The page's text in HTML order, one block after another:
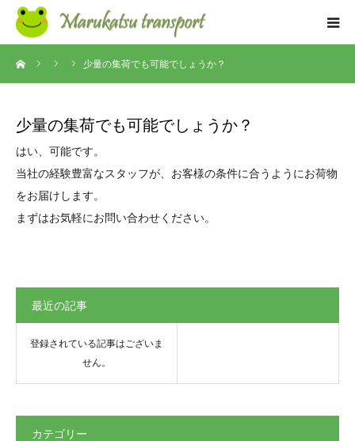
少量の集荷でも可能でしょうか？
少量の集荷でも可能でしょうか？
はい、可能です。
当社の経験豊富なスタッフが、お客様の条件に合うようにお荷物
をお届けします。
まずはお気軽にお問い合わせください。
最近の記事
登録されている記事はございま
せん。
カテゴリー
コンセプト
求人情報
よくある質問
お問い合わせ